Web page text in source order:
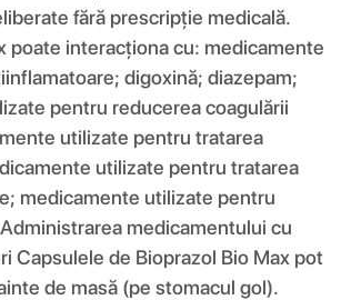
fără prescripție medicală.
poate interacționa cu: medicamente
digoxină; diazepam;
pentru reducerea coagulării
utilizate pentru tratarea
utilizate pentru tratarea
medicamente utilizate pentru
medicamentului cu
Capsulele de Bioprazol Bio Max pot
de masă (pe stomacul gol).